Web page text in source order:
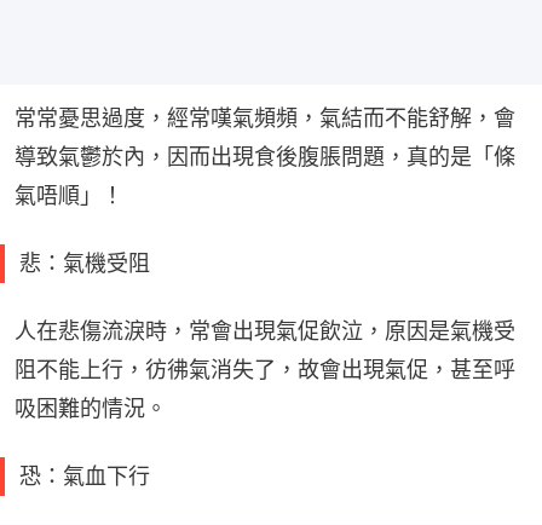
常常憂思過度，經常嘆氣頻頻，氣結而不能舒解，會
導致氣鬱於內，因而出現食後腹脹問題，真的是「條
氣唔順」！
悲：氣機受阻
人在悲傷流淚時，常會出現氣促飲泣，原因是氣機受
阻不能上行，彷彿氣消失了，故會出現氣促，甚至呼
吸困難的情況。
恐：氣血下行